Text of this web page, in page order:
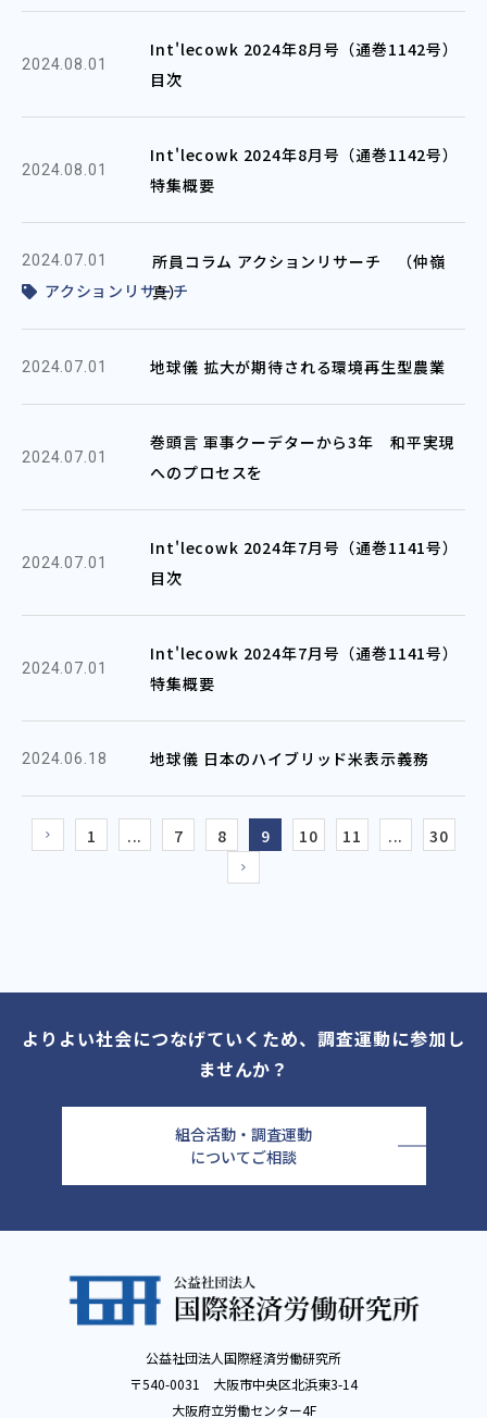
2024.08.01
Int'lecowk 2024年8月号（通巻1142号）
目次
2024.08.01
Int'lecowk 2024年8月号（通巻1142号）
特集概要
2024.07.01
アクションリサーチ
所員コラム アクションリサーチ （仲嶺
真）
2024.07.01 地球儀 拡大が期待される環境再生型農業
2024.07.01
巻頭言 軍事クーデターから3年 和平実現
へのプロセスを
2024.07.01
Int'lecowk 2024年7月号（通巻1141号）
目次
2024.07.01
Int'lecowk 2024年7月号（通巻1141号）
特集概要
2024.06.18 地球儀 日本のハイブリッド米表示義務
1 ... 7 8 9 10 11 ... 30
よりよい社会につなげていくため、調査運動に参加し
ませんか？
組合活動・調査運動
についてご相談
公益社団法人国際経済労働研究所
〒540-0031 大阪市中央区北浜東3-14
大阪府立労働センター4F